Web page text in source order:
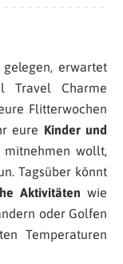
gelegen, erwartet
Travel Charme
Flitterwochen
eure Kinder und
wollt,
Tagsüber könnt
Aktivitäten wie
oder Golfen
Temperaturen